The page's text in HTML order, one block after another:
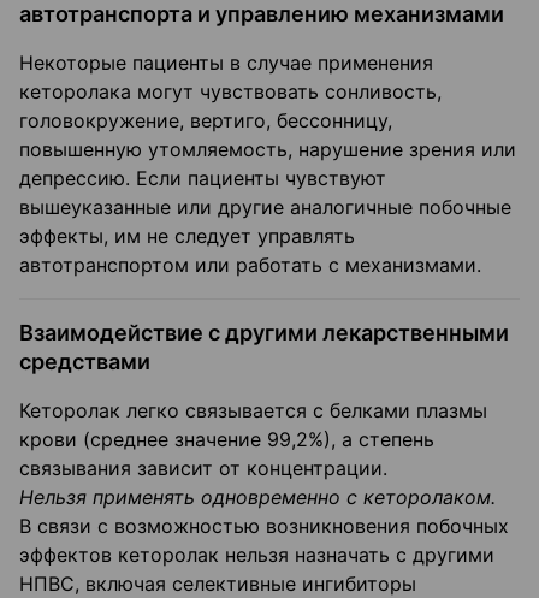
автотранспорта и управлению механизмами
Некоторые пациенты в случае применения
кеторолака могут чувствовать сонливость,
головокружение, вертиго, бессонницу,
повышенную утомляемость, нарушение зрения или
депрессию. Если пациенты чувствуют
вышеуказанные или другие аналогичные побочные
эффекты, им не следует управлять
автотранспортом или работать с механизмами.
Взаимодействие с другими лекарственными
средствами
Кеторолак легко связывается с белками плазмы
крови (среднее значение 99,2%), а степень
связывания зависит от концентрации.
Нельзя применять одновременно с кеторолаком.
В связи с возможностью возникновения побочных
эффектов кеторолак нельзя назначать с другими
НПВС, включая селективные ингибиторы